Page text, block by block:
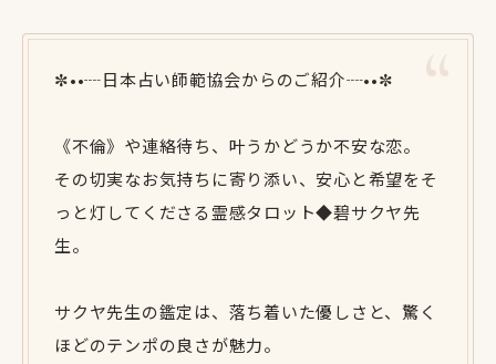
✼••┈日本占い師範協会からのご紹介┈••✼
《不倫》や連絡待ち、叶うかどうか不安な恋。
その切実なお気持ちに寄り添い、安心と希望をそ
っと灯してくださる霊感タロット◆碧サクヤ先
生。
サクヤ先生の鑑定は、落ち着いた優しさと、驚く
ほどのテンポの良さが魅力。